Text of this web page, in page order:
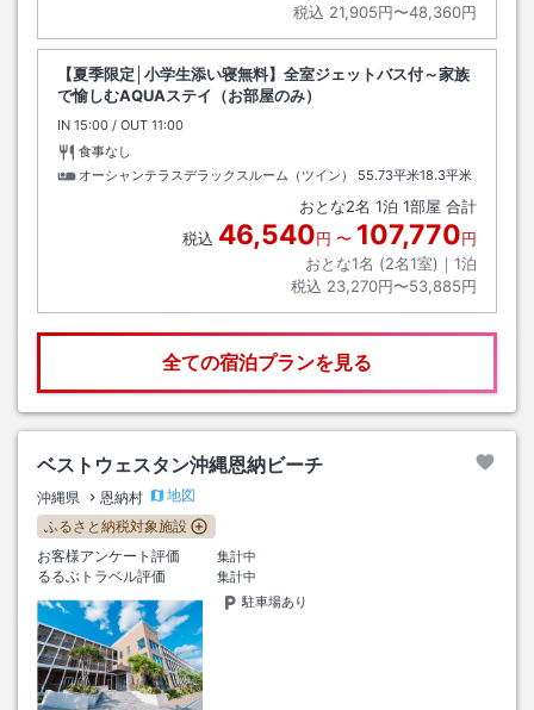
税込 21,905円〜48,360円
【夏季限定│小学生添い寝無料】全室ジェットバス付～家族
で愉しむAQUAステイ（お部屋のみ）
IN チェックイン
15:00 / OUT チェックアウト
11:00
食事なし
オーシャンテラスデラックスルーム（ツイン）
55.73平米18.3平米
おとな2名 1泊 1部屋 合計
税込 46,540円 〜 107,770円
おとな1名 (2名1室)｜ 1泊
税込 23,270円〜53,885円
全ての宿泊プランを見る
ベストウェスタン沖縄恩納ビーチ
沖縄県 恩納村
地図
ふるさと納税対象施設
お客様アンケート評価
集計中
るるぶトラベル評価
集計中
駐車場あり